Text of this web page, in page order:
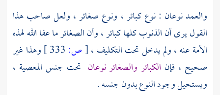
والعمد نوعان : نوع كبائر ، ونوع صغائر ، ولعل صاحب هذا
القول يرى أن الذنوب كلها كبائر ، وأن الصغائر ما عفا الله لهذه
الأمة عنه ، ولم يدخل تحت التكليف ،[ص:
وهذا غير
صحيح ، فإن الكبائر والصغائر نوعان تحت جنس المعصية ،
ويستحيل وجود النوع بدون جنسه .